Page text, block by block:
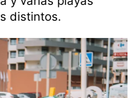
distintos.